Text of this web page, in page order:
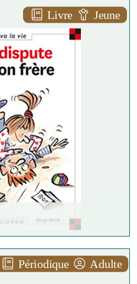
Livre Jeune
L
ili se dispute avec son frère [4]
A
SAINT MARS
)
d'infos
Périodique Adulte
août 2026